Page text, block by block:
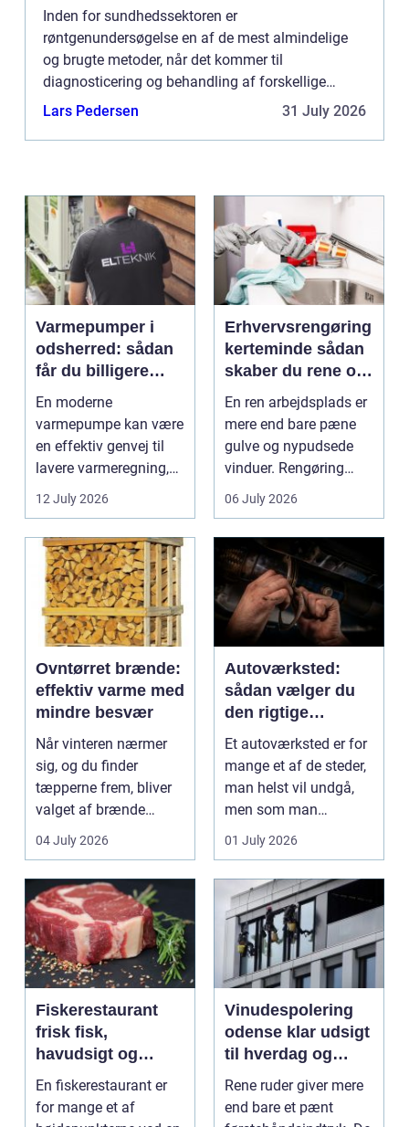
Inden for sundhedssektoren er
røntgenundersøgelse en af de mest almindelige
og brugte metoder, når det kommer til
diagnosticering og behandling af forskellige
sygdomme og tilstande. Men hvad er egentlig en
Lars Pedersen 31 July 2026
Varmepumper i
odsherred: sådan
får du billigere
varme og et bedre
En moderne
varmepumpe kan være
en effektiv genvej til
lavere varmeregning,
mindre CO2-udslip og
12 July 2026
Erhvervsrengøring
kerteminde sådan
skaber du rene og
trygge rammer på
arbejdspladsen
En ren arbejdsplads er
mere end bare pæne
gulve og nypudsede
vinduer. Rengøring
påvirker medarbejder...
06 July 2026
Ovntørret brænde:
effektiv varme med
mindre besvær
Når vinteren nærmer
sig, og du finder
tæpperne frem, bliver
valget af brænde
pludselig vigtigt.
Mang...
04 July 2026
Autoværksted:
sådan vælger du
den rigtige
mekaniker
Et autoværksted er for
mange et af de steder,
man helst vil undgå,
men som man
alligevel...
01 July 2026
Fiskerestaurant
frisk fisk,
havudsigt og
afslappet
atmosfære
En fiskerestaurant er
for mange et af
Vinudespolering
odense klar udsigt
til hverdag og
erhverv
Rene ruder giver mere
end bare et pænt